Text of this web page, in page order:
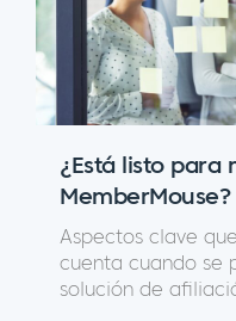
¿Está listo para
MemberMouse?
Aspectos clave
cuenta cuando se
solución de